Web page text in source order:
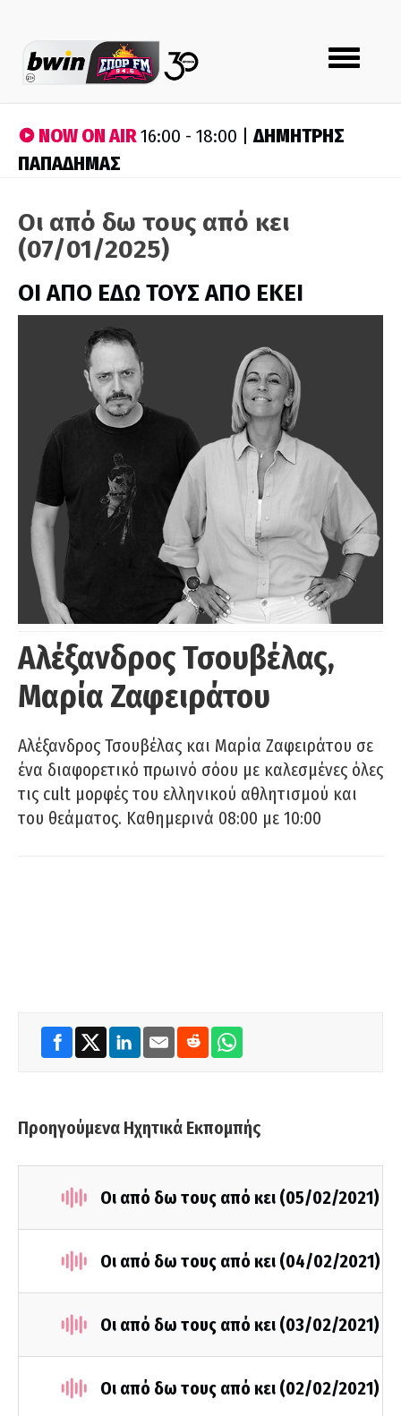
Toggle
navigation
NOW ON AIR16:00 - 18:00 |ΔΗΜΗΤΡΗΣ
ΠΑΠΑΔΗΜΑΣ
Οι από δω τους από κει
(07/01/2025)
ΟΙ ΑΠΟ ΕΔΩ ΤΟΥΣ ΑΠΟ ΕΚΕΙ
Αλέξανδρος Τσουβέλας,
Μαρία Ζαφειράτου
Αλέξανδρος Τσουβέλας και Μαρία Ζαφειράτου σε
ένα διαφορετικό πρωινό σόου με καλεσμένες όλες
τις cult μορφές του ελληνικού αθλητισμού και
του θεάματος. Καθημερινά 08:00 με 10:00
Προηγούμενα Ηχητικά Εκπομπής
Οι από δω τους από κει (05/02/2021)
Οι από δω τους από κει (04/02/2021)
Οι από δω τους από κει (03/02/2021)
Οι από δω τους από κει (02/02/2021)